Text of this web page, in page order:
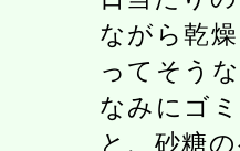
ながら乾
ってそう
なみにゴ
と、砂糖